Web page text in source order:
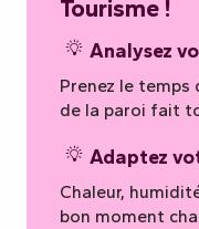
Tourisme !
Analysez
Prenez le temps
de la paroi fait
Adaptez
Chaleur,
bon moment